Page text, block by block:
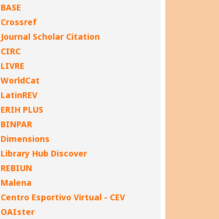
BASE
Crossref
Journal Scholar Citation
CIRC
LIVRE
WorldCat
LatinREV
ERIH PLUS
BINPAR
Dimensions
Library Hub Discover
REBIUN
Malena
Centro Esportivo Virtual - CEV
OAIster